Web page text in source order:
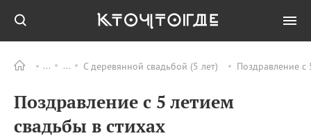
С деревянной свадьбой (5 лет) Поздравление с
Поздравление с 5 летием
свадьбы в стихах
ПРАЗДНИКИ Все
08.08
День «Счастье